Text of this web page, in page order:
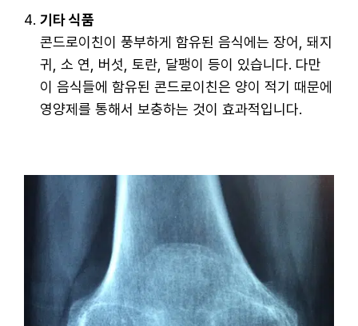
기타 식품
콘드로이친이 풍부하게 함유된 음식에는 장어, 돼지
귀, 소 연, 버섯, 토란, 달팽이 등이 있습니다. 다만
이 음식들에 함유된 콘드로이친은 양이 적기 때문에
영양제를 통해서 보충하는 것이 효과적입니다.